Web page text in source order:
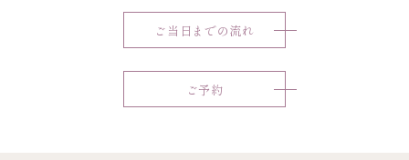
ご当日までの流れ
ご予約